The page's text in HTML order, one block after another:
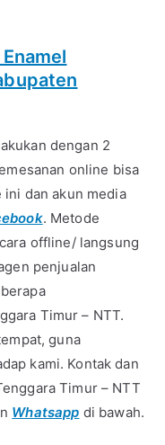
dengan 2
online bisa
dan akun media
. Metode
offline/ langsung
penjualan
Timur – NTT.
guna
kami. Kontak dan
Timur – NTT
Whatsapp di bawah.